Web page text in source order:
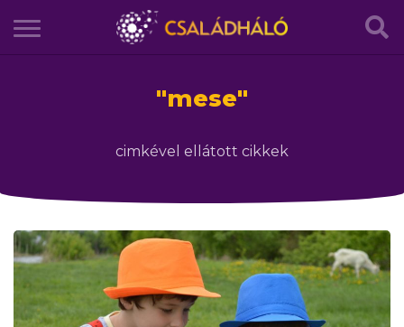
"mese"
cimkével ellátott cikkek